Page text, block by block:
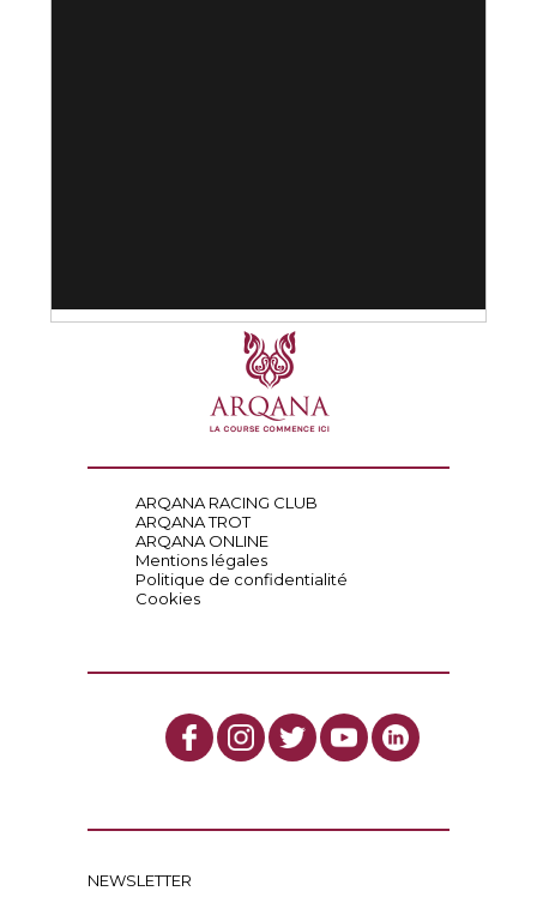
ARQANA RACING CLUB
ARQANA TROT
ARQANA ONLINE
Mentions légales
Politique de confidentialité
Cookies
NEWSLETTER